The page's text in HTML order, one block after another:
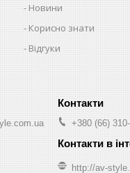
Новини
Корисно знати
Відгуки
+380 (66)
http://av-